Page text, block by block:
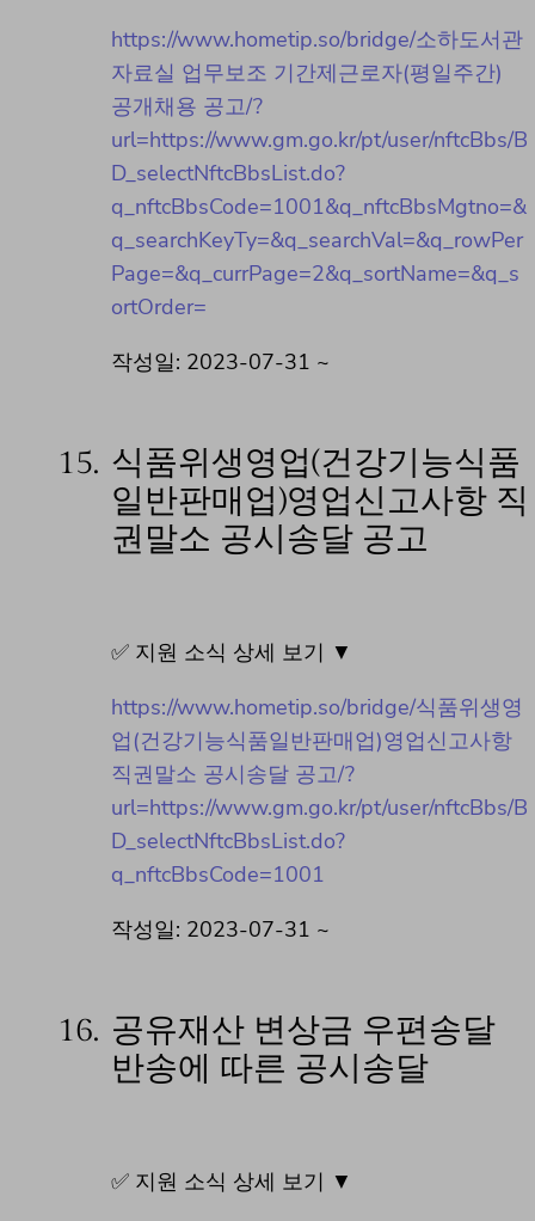
https://www.hometip.so/bridge/소하도서관
자료실 업무보조 기간제근로자(평일주간)
공개채용 공고/?
url=https://www.gm.go.kr/pt/user/nftcBbs/B
D_selectNftcBbsList.do?
q_nftcBbsCode=1001&q_nftcBbsMgtno=&
q_searchKeyTy=&q_searchVal=&q_rowPer
Page=&q_currPage=2&q_sortName=&q_s
ortOrder=
작성일: 2023-07-31 ~
15. 식품위생영업(건강기능식품
일반판매업)영업신고사항 직
권말소 공시송달 공고
✅ 지원 소식 상세 보기 ▼
https://www.hometip.so/bridge/식품위생영
업(건강기능식품일반판매업)영업신고사항
직권말소 공시송달 공고/?
url=https://www.gm.go.kr/pt/user/nftcBbs/B
D_selectNftcBbsList.do?
q_nftcBbsCode=1001
작성일: 2023-07-31 ~
16. 공유재산 변상금 우편송달
반송에 따른 공시송달
✅ 지원 소식 상세 보기 ▼